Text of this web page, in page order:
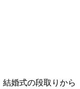
結婚式の段取りから